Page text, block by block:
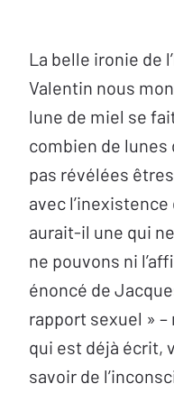
La belle ironie de
Valentin nous
lune de miel se
combien de
pas révélées
avec
aurait-il une qui
ne pouvons ni
énoncé de
rapport sexuel » –
qui est déjà écrit,
savoir de